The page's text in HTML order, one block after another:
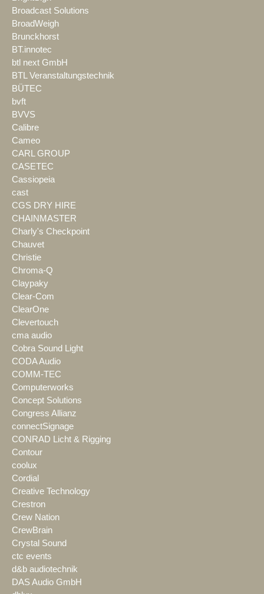
Broadcast Solutions
BroadWeigh
Brunckhorst
BT.innotec
btl next GmbH
BTL Veranstaltungstechnik
BÜTEC
bvft
BVVS
Calibre
Cameo
CARL GROUP
CASETEC
Cassiopeia
cast
CGS DRY HIRE
CHAINMASTER
Charly's Checkpoint
Chauvet
Christie
Chroma-Q
Claypaky
Clear-Com
ClearOne
Clevertouch
cma audio
Cobra Sound Light
CODA Audio
COMM-TEC
Computerworks
Concept Solutions
Congress Allianz
connectSignage
CONRAD Licht & Rigging
Contour
coolux
Cordial
Creative Technology
Crestron
Crew Nation
CrewBrain
Crystal Sound
ctc events
d&b audiotechnik
DAS Audio GmbH